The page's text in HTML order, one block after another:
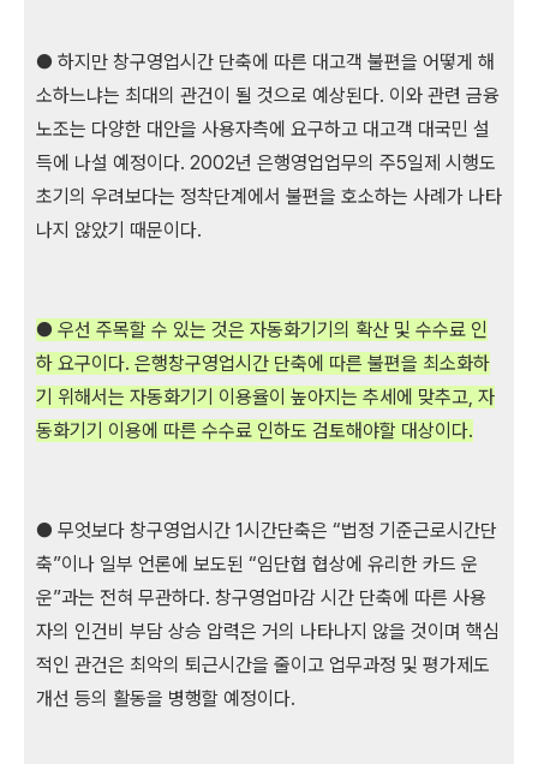
● 하지만 창구영업시간 단축에 따른 대고객 불편을 어떻게 해
소하느냐는 최대의 관건이 될 것으로 예상된다. 이와 관련 금융
노조는 다양한 대안을 사용자측에 요구하고 대고객 대국민 설
득에 나설 예정이다. 2002년 은행영업업무의 주5일제 시행도
초기의 우려보다는 정착단계에서 불편을 호소하는 사례가 나타
나지 않았기 때문이다.
● 우선 주목할 수 있는 것은 자동화기기의 확산 및 수수료 인
하 요구이다. 은행창구영업시간 단축에 따른 불편을 최소화하
기 위해서는 자동화기기 이용율이 높아지는 추세에 맞추고, 자
동화기기 이용에 따른 수수료 인하도 검토해야할 대상이다.
● 무엇보다 창구영업시간 1시간단축은 “법정 기준근로시간단
축”이나 일부 언론에 보도된 “임단협 협상에 유리한 카드 운
운”과는 전혀 무관하다. 창구영업마감 시간 단축에 따른 사용
자의 인건비 부담 상승 압력은 거의 나타나지 않을 것이며 핵심
적인 관건은 최악의 퇴근시간을 줄이고 업무과정 및 평가제도
개선 등의 활동을 병행할 예정이다.